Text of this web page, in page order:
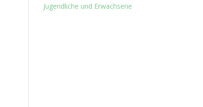
Jugendliche und Erwachsene